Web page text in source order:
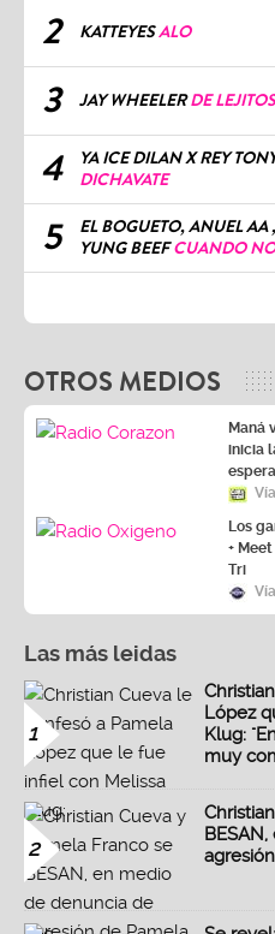
2 KATTEYESALO
3 JAY WHEELERDE LEJITOS
4
YA ICE DILAN X REY
DICHAVATE
5
EL BOGUETO, ANUEL AA
YUNG BEEFCUANDO
OTROS MEDIOS
Maná
inicia
Los
+
Tri
Las más leidas
1
López
Klug:
muy
2